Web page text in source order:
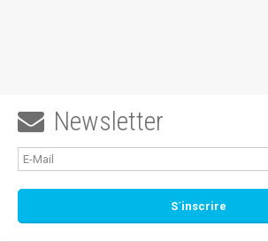
 Newsletter